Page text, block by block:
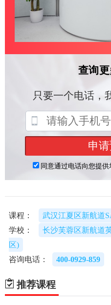
课程：
武汉江夏区新航道
学校：
长沙芙蓉区新航道
区)
咨询电话：
400-0929-859
推荐课程